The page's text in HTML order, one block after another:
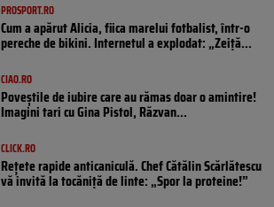
PROSPORT.RO
Cum a apărut Alicia, fiica marelui fotbalist, într-o
pereche de bikini. Internetul a explodat: „Zeiță...
CIAO.RO
Poveştile de iubire care au rămas doar o amintire!
Imagini tari cu Gina Pistol, Răzvan...
CLICK.RO
Rețete rapide anticaniculă. Chef Cătălin Scărlătescu
vă invită la tocăniță de linte: „Spor la proteine!”